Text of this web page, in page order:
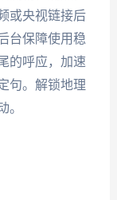
或央视链接后
台保障使用稳
的呼应，加速
句。解锁地理
。